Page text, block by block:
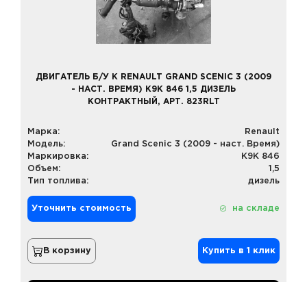
ДВИГАТЕЛЬ Б/У К RENAULT GRAND SCENIC 3 (2009
- НАСТ. ВРЕМЯ) K9K 846 1,5 ДИЗЕЛЬ
КОНТРАКТНЫЙ, АРТ. 823RLT
Марка:
Renault
Модель:
Grand Scenic 3 (2009 - наст. Время)
Маркировка:
K9K 846
Объем:
1,5
Тип топлива:
дизель
Уточнить стоимость на складе
В корзину Купить в 1 клик